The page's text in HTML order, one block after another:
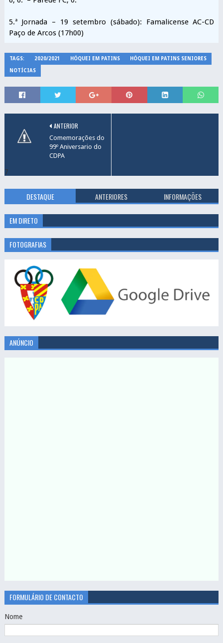
5.ª Jornada – 19 setembro (sábado): Famalicense AC-CD
Paço de Arcos (17h00)
TAGS: 2020/2021 HÓQUEI EM PATINS HÓQUEI EM PATINS SENIORES
NOTÍCIAS
ANTERIOR
Comemorações do
99º Aniversario do
CDPA
7
DESTAQUE ANTERIORES INFORMAÇÕES
EM DIRETO
FOTOGRAFIAS
ANÚNCIO
FORMULÁRIO DE CONTACTO
Nome